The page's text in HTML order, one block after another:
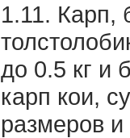
1.11. Карп,
до 0.5 кг и
карп кои,
размеров